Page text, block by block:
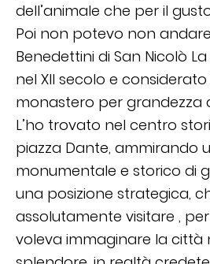
dell’animale che per il
Poi non potevo non
Benedettini di San Nicolò
nel XII secolo e
monastero per grandezza
L’ho trovato nel centro
piazza Dante, ammirando
monumentale e storico di
una posizione strategica,
assolutamente visitare ,
voleva immaginare la città